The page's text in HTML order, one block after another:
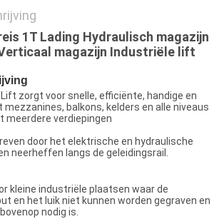
1T Lading Hydraulisch magazijn
magazijn Industriële lift
zorgt voor snelle, efficiënte, handige en
balkons, kelders en alle niveaus
meerdere verdiepingen
door het elektrische en hydraulische
neerheffen langs de geleidingsrail.
kleine industriële plaatsen waar de
en het luik niet kunnen worden gegraven en
nodig is.